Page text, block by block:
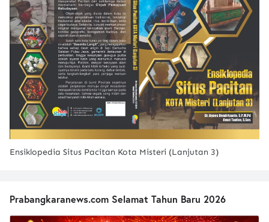
Ensiklopedia Situs Pacitan Kota Misteri (Lanjutan 3)
Prabangkaranews.com Selamat Tahun Baru 2026